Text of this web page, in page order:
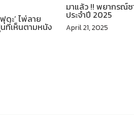
ดะ’ ไพ่ลาย
ที่เห็นตามหนัง
มาแล้ว !! พยากรณ์
ประจำปี 2025
April 21, 2025